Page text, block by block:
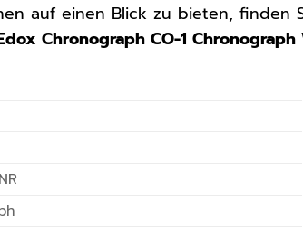
auf einen Blick zu bieten,
Chronograph CO-1 Chronograph